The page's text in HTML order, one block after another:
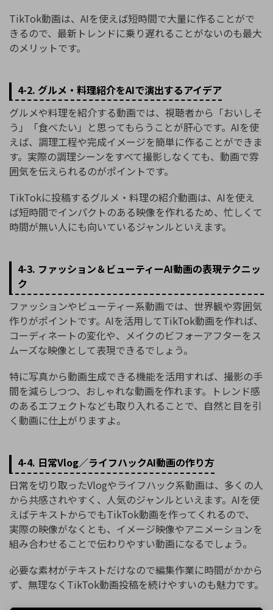
TikTok動画は、AIを使えば短時間で大量に作ることがで
きるので、最新トレンドに乗り遅れることがないのも最大
のメリットです。
4-2. グルメ・料理紹介をAIで演出するアイデア
グルメや料理を紹介する動画では、視聴者から「おいしそ
う」「食べたい」と思ってもらうことが肝心です。AIを使
えば、調理工程や完成イメージを簡単に作ることができま
す。実際の調理シーンをすべて撮影しなくても、動画で雰
囲気を伝えられるのがポイントです。
TikTokに投稿するグルメ・料理の紹介動画は、AIを使え
ば短時間でインパクトのある映像を作れるため、忙しくて
時間が無い人にも向いているジャンルといえます。
4-3. ファッション＆ビューティーAI動画の表現テクニッ
ク
ファッションやビューティー系動画では、世界観や雰囲気
作りがポイントです。AIを活用してTikTok動画を作れば、
コーディネートの変化や、メイクのビフォーアフターをス
ムーズな映像として表現できるでしょう。
特に写真から動画生成できる機能を活用すれば、撮影の手
間を減らしつつ、おしゃれな動画を作れます。トレンド感
のあるエフェクトなども取り入れることで、自然と目を引
く動画に仕上がりますよ。
4-4. 日常Vlog／ライフハックAI動画の作り方
日常を切り取ったVlogやライフハック系動画は、多くの人
から共感されやすく、人気のジャンルといえます。AIを使
えばテキストからでもTikTok動画を作ってくれるので、
実際の映像がなくとも、イメージ映像やアニメーションを
組み合わせることで伝わりやすい動画になるでしょう。
必要な素材がテキストだけなので編集作業に時間がかから
ず、無理なくTikTok動画投稿を続けやすいのも魅力です。